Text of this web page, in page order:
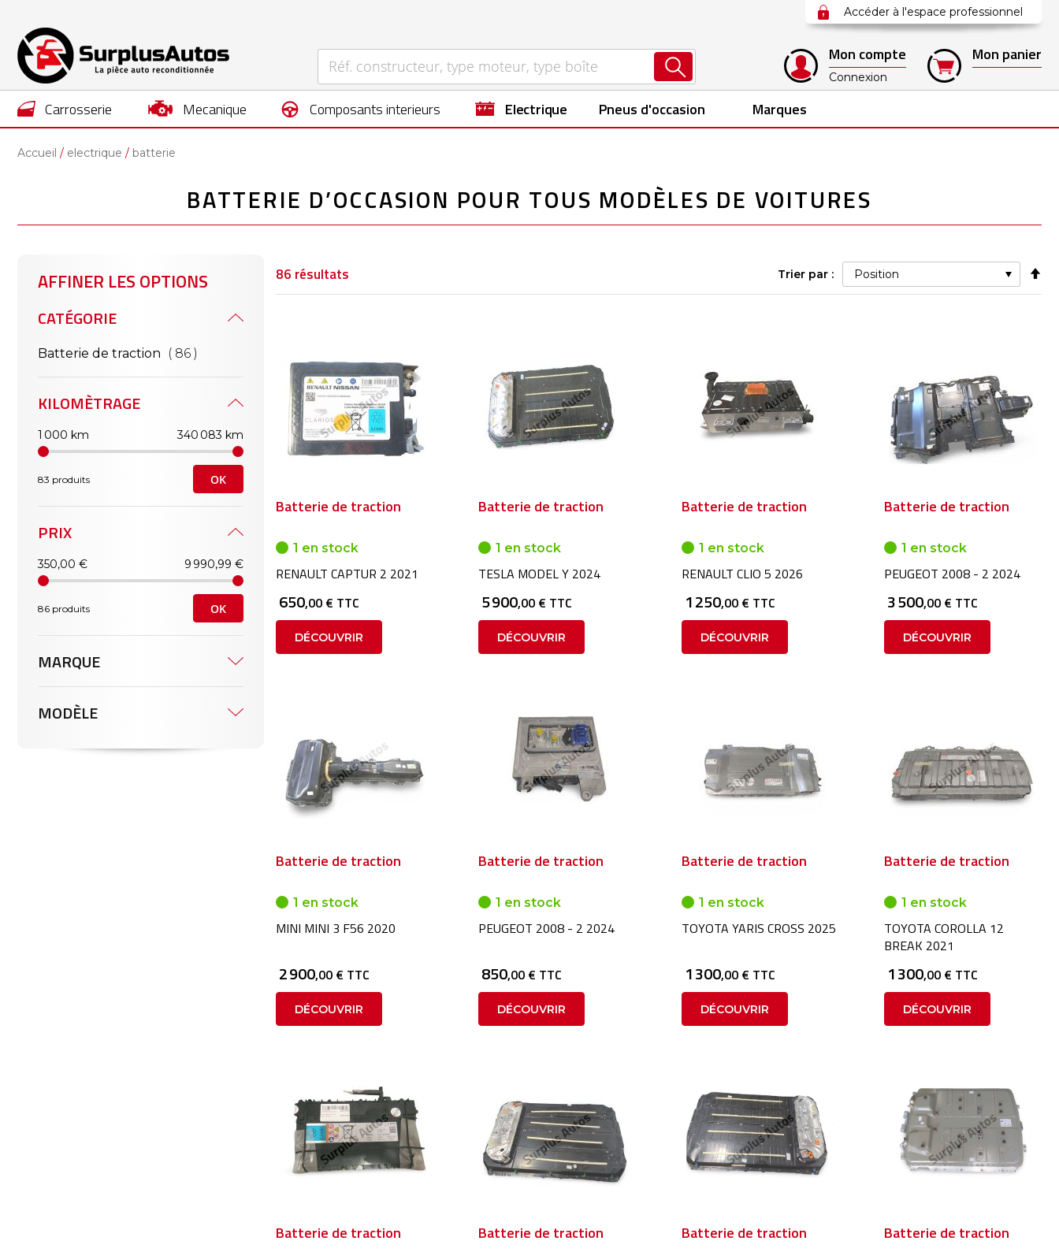
Accéder à l'espace professionnel
Mon compte
Connexion
Mon panier
carrosserie mecanique composants interieurs electrique Pneus d'occasion Marques
Accueil electrique batterie
BATTERIE D’OCCASION POUR TOUS MODÈLES DE VOITURES
86 résultats Trier par :
Batterie de traction
1 en stock
RENAULT CAPTUR 2 2021
650,00 € TTC
DÉCOUVRIR
Batterie de traction
1 en stock
TESLA MODEL Y 2024
5 900,00 € TTC
DÉCOUVRIR
Batterie de traction
1 en stock
RENAULT CLIO 5 2026
1 250,00 € TTC
DÉCOUVRIR
Batterie de traction
1 en stock
PEUGEOT 2008 - 2 2024
3 500,00 € TTC
DÉCOUVRIR
Batterie de traction
1 en stock
MINI MINI 3 F56 2020
2 900,00 € TTC
DÉCOUVRIR
Batterie de traction
1 en stock
PEUGEOT 2008 - 2 2024
850,00 € TTC
DÉCOUVRIR
Batterie de traction
1 en stock
TOYOTA YARIS CROSS 2025
1 300,00 € TTC
DÉCOUVRIR
Batterie de traction
1 en stock
TOYOTA COROLLA 12
BREAK 2021
1 300,00 € TTC
DÉCOUVRIR
Batterie de traction Batterie de traction Batterie de traction Batterie de traction
AFFINER LES OPTIONS
CATÉGORIE
Batterie de traction 86 articles
KILOMÈTRAGE
1 000 km 340 083 km
83 produits OK
PRIX
350,00 € 9 990,99 €
86 produits OK
MARQUE
MODÈLE